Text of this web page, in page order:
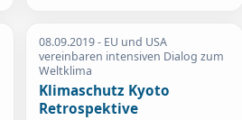
08.09.2019- EU und USA
vereinbaren intensiven Dialog zum
Weltklima
Klimaschutz Kyoto
Retrospektive